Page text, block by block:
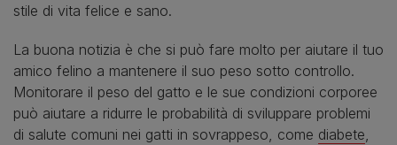
stile di vita felice e sano.
La buona notizia è che si può fare molto per aiutare il tuo
amico felino a mantenere il suo peso sotto controllo.
Monitorare il peso del gatto e le sue condizioni corporee
può aiutare a ridurre le probabilità di sviluppare problemi
di salute comuni nei gatti in sovrappeso, come diabete